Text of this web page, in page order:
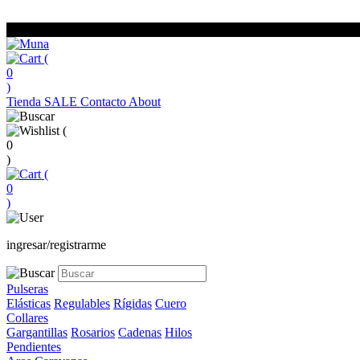
(
0
)
Tienda SALE Contacto About
(
0
)
(
0
)
ingresar/registrarme
Pulseras
Elásticas Regulables Rígidas Cuero
Collares
Gargantillas Rosarios Cadenas Hilos
Pendientes